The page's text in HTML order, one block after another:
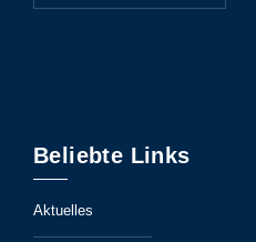
Beliebte Links
Aktuelles